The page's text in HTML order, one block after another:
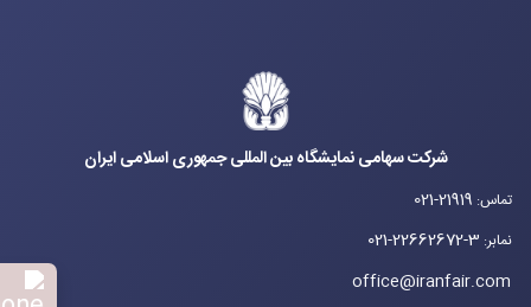
شرکت سهامی نمایشگاه بین المللی جمهوری اسلامی ایران
تماس:
021-21919
نمابر:
021-22662672-3
office@iranfair.com